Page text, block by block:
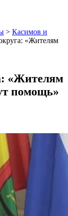
> Касимов и
«Жителям
«Жителям
помощь»